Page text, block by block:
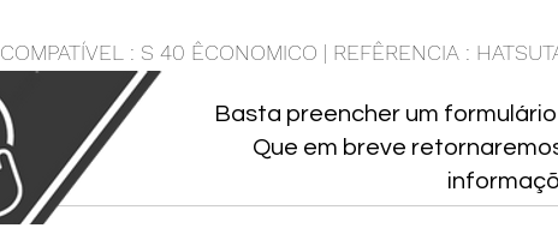
COMPATÍVEL : S 40 ÊCONOMICO | REFÊRENCIA :
Basta preencher um
Que em breve